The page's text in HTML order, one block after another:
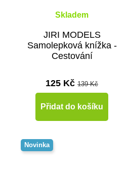
Skladem
JIRI MODELS
Samolepková knížka -
Cestování
125 Kč 139 Kč
Přidat do košíku
Novinka